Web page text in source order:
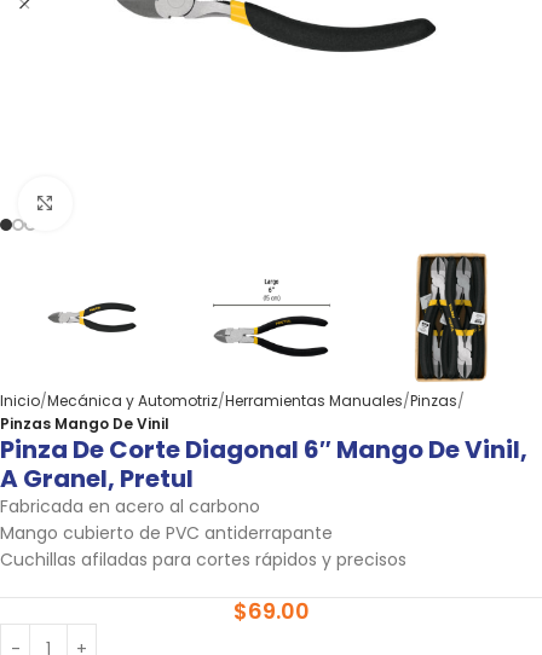
Inicio Mecánica y Automotriz Herramientas Manuales Pinzas
Pinzas Mango De Vinil
Pinza De Corte Diagonal 6″ Mango De Vinil,
A Granel, Pretul
Fabricada en acero al carbono
Mango cubierto de PVC antiderrapante
Cuchillas afiladas para cortes rápidos y precisos
$69.00